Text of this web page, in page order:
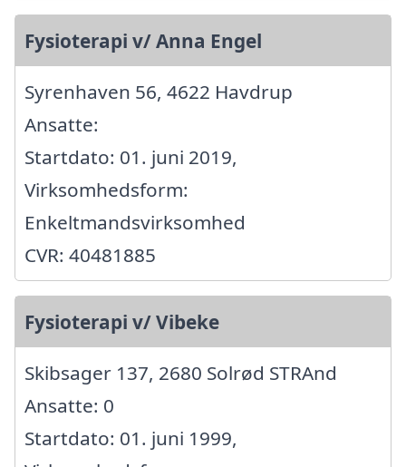
Fysioterapi v/ Anna Engel
Syrenhaven 56, 4622 Havdrup
Ansatte:
Startdato: 01. juni 2019,
Virksomhedsform:
Enkeltmandsvirksomhed
CVR: 40481885
Fysioterapi v/ Vibeke
Skibsager 137, 2680 Solrød STRAnd
Ansatte: 0
Startdato: 01. juni 1999,